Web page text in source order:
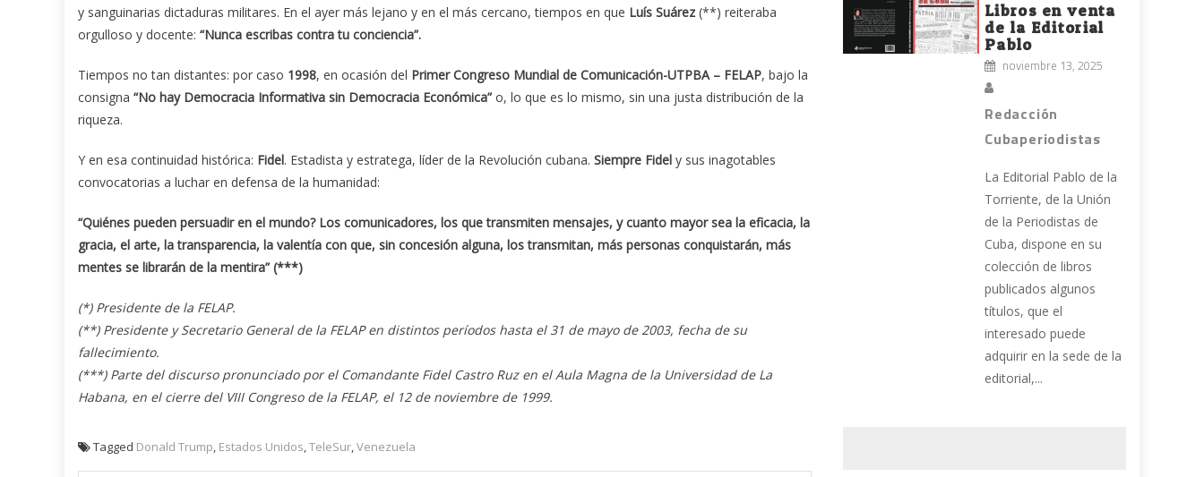
y sanguinarias dictaduras militares. En el ayer más lejano y en el más cercano, tiempos en que Luís Suárez(**) reiteraba
orgulloso y docente: “Nunca escribas contra tu conciencia”.
Tiempos no tan distantes: por caso 1998, en ocasión del Primer Congreso Mundial de Comunicación-UTPBA – FELAP, bajo la
consigna “No hay Democracia Informativa sin Democracia Económica” o, lo que es lo mismo, sin una justa distribución de la
riqueza.
Y en esa continuidad histórica: Fidel. Estadista y estratega, líder de la Revolución cubana. Siempre Fidel y sus inagotables
convocatorias a luchar en defensa de la humanidad:
“Quiénes pueden persuadir en el mundo? Los comunicadores, los que transmiten mensajes, y cuanto mayor sea la eficacia, la
gracia, el arte, la transparencia, la valentía con que, sin concesión alguna, los transmitan, más personas conquistarán, más
mentes se librarán de la mentira” (***)
(*) Presidente de la FELAP.
(**) Presidente y Secretario General de la FELAP en distintos períodos hasta el 31 de mayo de 2003, fecha de su
fallecimiento.
(***) Parte del discurso pronunciado por el Comandante Fidel Castro Ruz en el Aula Magna de la Universidad de La
Habana, en el cierre del VIII Congreso de la FELAP, el 12 de noviembre de 1999.
Tagged Donald Trump, Estados Unidos,TeleSur,Venezuela
Libros en venta
de la Editorial
Pablo
noviembre 13, 2025
Redacción
Cubaperiodistas
La Editorial Pablo de la
Torriente, de la Unión
de la Periodistas de
Cuba, dispone en su
colección de libros
publicados algunos
títulos, que el
interesado puede
adquirir en la sede de la
editorial,...